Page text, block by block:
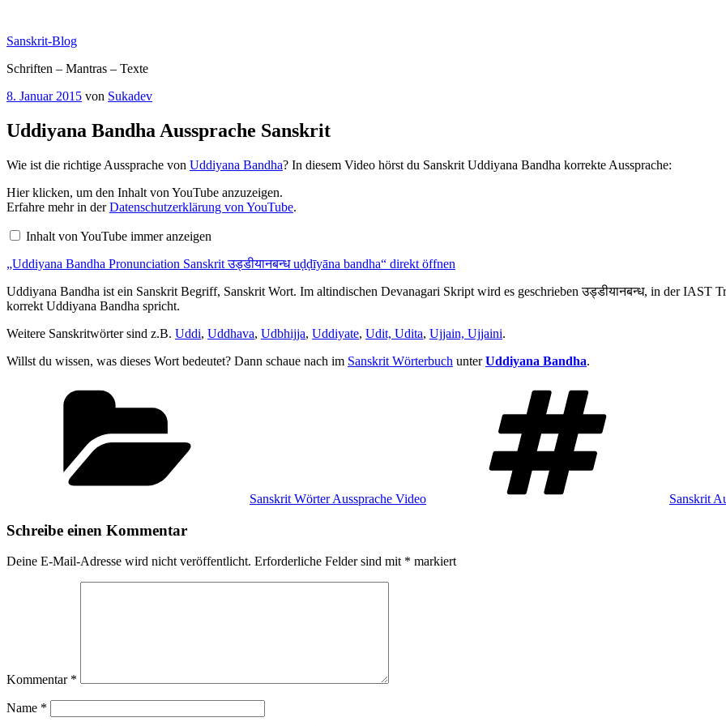
springen
Sanskrit-Blog
Schriften – Mantras – Texte
Veröffentlicht
8. Januar 2015 von Sukadev
Uddiyana Bandha Aussprache Sanskrit
Wie ist die richtige Aussprache von Uddiyana Bandha? In diesem Video hörst du Sanskrit Uddiyana Bandha korrekte Aussprache:
„Uddiyana
Bandha
Pronunciation
उड्डीयानबन्ध
bandha“
YouTube
anzeigen
Hier klicken, um den Inhalt von YouTube anzuzeigen.
Erfahre mehr in derDatenschutzerklärung von YouTube.
Inhalt von YouTube immer anzeigen
„Uddiyana Bandha Pronunciation Sanskrit उड्डीयानबन्ध uḍḍīyāna bandha“ direkt öffnen
Uddiyana Bandha ist ein Sanskrit Begriff, Sanskrit Wort. Im altindischen Devanagari Skript wird es geschrieben उड्डीयानबन्ध, in der IAST
korrekt Uddiyana Bandha spricht.
Weitere Sanskritwörter sind z.B. Uddi, Uddhava, Udbhijja, Uddiyate, Udit, Udita, Ujjain, Ujjaini.
Willst du wissen, was dieses Wort bedeutet? Dann schaue nach im Sanskrit Wörterbuch unterUddiyana Bandha.
Sanskrit Wörter Aussprache Video Sanskrit
Schreibe einen Kommentar
Deine E-Mail-Adresse wird nicht veröffentlicht. Erforderliche Felder sind mit * markiert
Kommentar *
Name *